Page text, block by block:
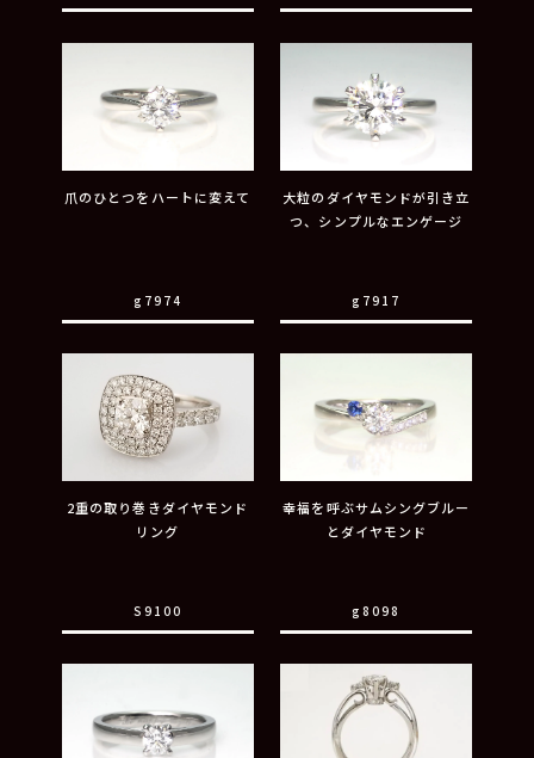
爪のひとつをハートに変えて
g7974
大粒のダイヤモンドが引き立
つ、シンプルなエンゲージ
g7917
2重の取り巻きダイヤモンド
リング
S9100
幸福を呼ぶサムシングブルー
とダイヤモンド
g8098